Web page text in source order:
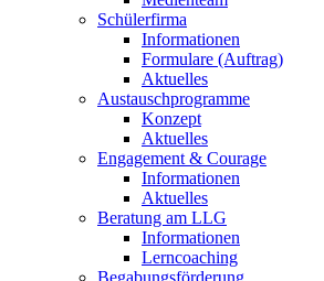
Schülerfirma
Informationen
Formulare (Auftrag)
Aktuelles
Austauschprogramme
Konzept
Aktuelles
Engagement & Courage
Informationen
Aktuelles
Beratung am LLG
Informationen
Lerncoaching
Begabungsförderung